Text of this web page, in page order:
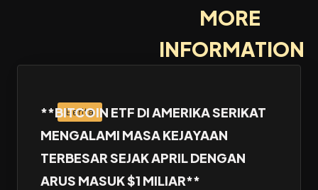
MORE
INFORMATION
Berita
**BITCOIN ETF DI AMERIKA SERIKAT
MENGALAMI MASA KEJAYAAN
TERBESAR SEJAK APRIL DENGAN
ARUS MASUK $1 MILIAR**